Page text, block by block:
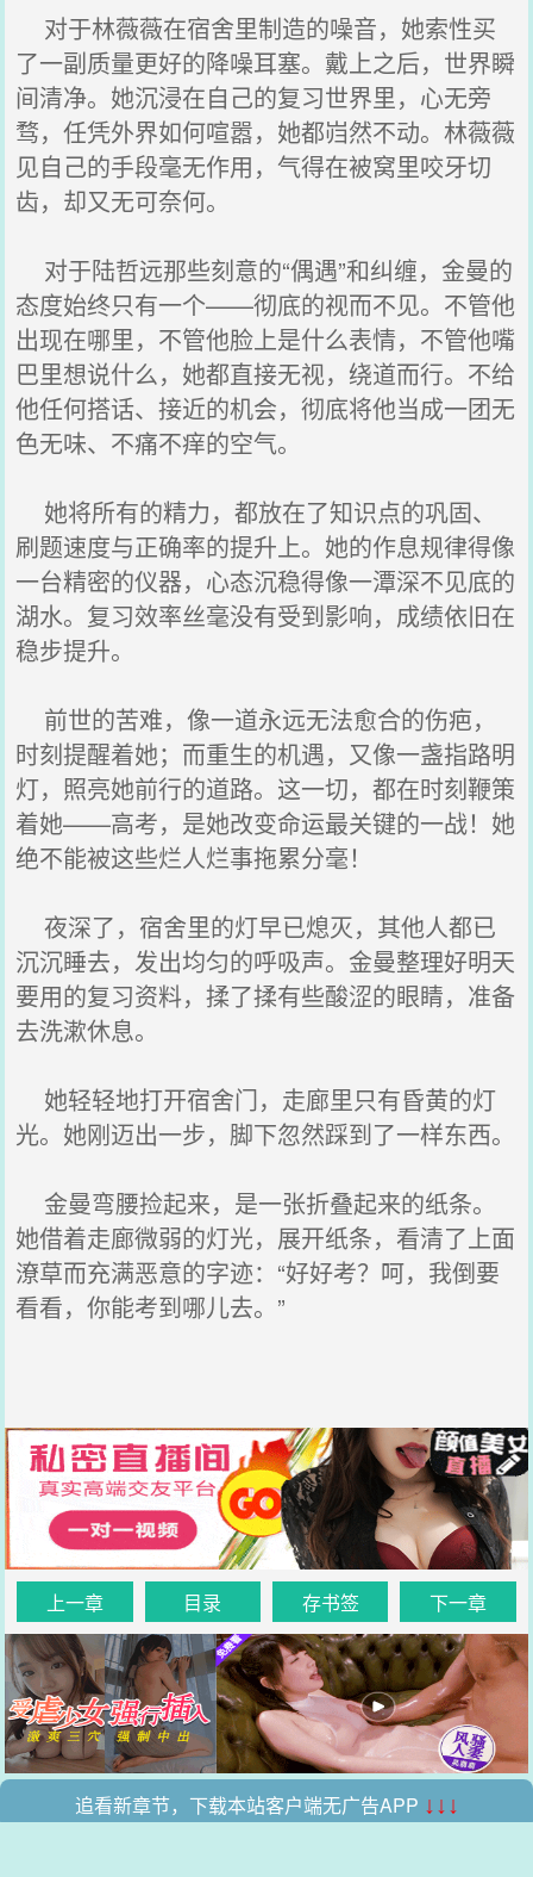
对于林薇薇在宿舍里制造的噪音，她索性买
了一副质量更好的降噪耳塞。戴上之后，世界瞬
间清净。她沉浸在自己的复习世界里，心无旁
骛，任凭外界如何喧嚣，她都岿然不动。林薇薇
见自己的手段毫无作用，气得在被窝里咬牙切
齿，却又无可奈何。
对于陆哲远那些刻意的“偶遇”和纠缠，金曼的
态度始终只有一个——彻底的视而不见。不管他
出现在哪里，不管他脸上是什么表情，不管他嘴
巴里想说什么，她都直接无视，绕道而行。不给
他任何搭话、接近的机会，彻底将他当成一团无
色无味、不痛不痒的空气。
她将所有的精力，都放在了知识点的巩固、
刷题速度与正确率的提升上。她的作息规律得像
一台精密的仪器，心态沉稳得像一潭深不见底的
湖水。复习效率丝毫没有受到影响，成绩依旧在
稳步提升。
前世的苦难，像一道永远无法愈合的伤疤，
时刻提醒着她；而重生的机遇，又像一盏指路明
灯，照亮她前行的道路。这一切，都在时刻鞭策
着她——高考，是她改变命运最关键的一战！她
绝不能被这些烂人烂事拖累分毫！
夜深了，宿舍里的灯早已熄灭，其他人都已
沉沉睡去，发出均匀的呼吸声。金曼整理好明天
要用的复习资料，揉了揉有些酸涩的眼睛，准备
去洗漱休息。
她轻轻地打开宿舍门，走廊里只有昏黄的灯
光。她刚迈出一步，脚下忽然踩到了一样东西。
金曼弯腰捡起来，是一张折叠起来的纸条。
她借着走廊微弱的灯光，展开纸条，看清了上面
潦草而充满恶意的字迹：“好好考？呵，我倒要
看看，你能考到哪儿去。”
.
上一章 目录 存书签 下一章
.
追看新章节，下载本站客户端无广告APP ↓↓↓